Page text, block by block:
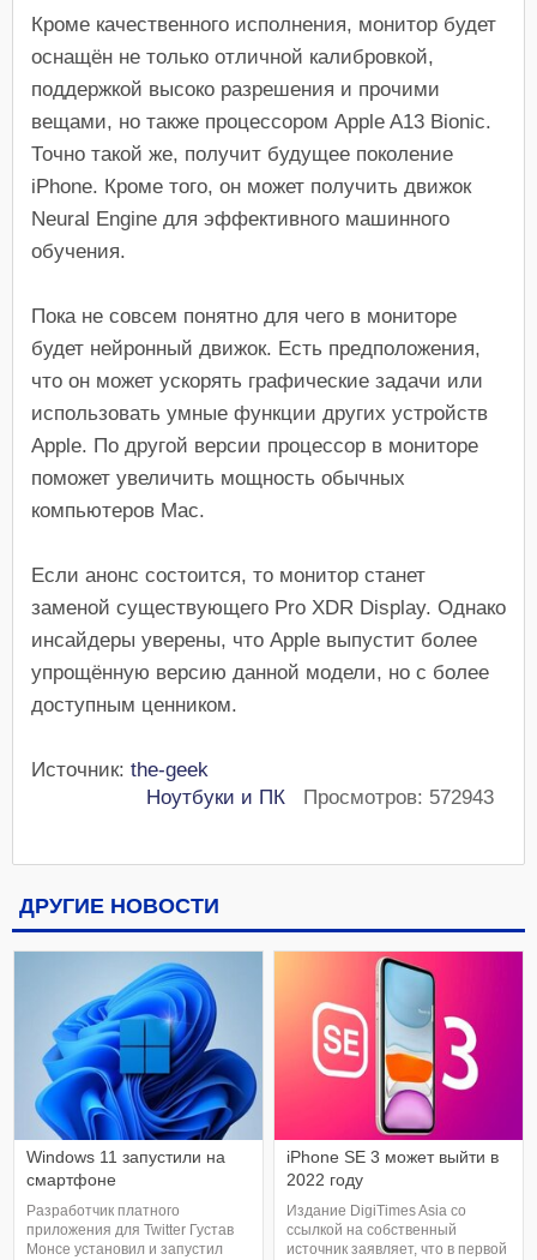
Кроме качественного исполнения, монитор будет
оснащён не только отличной калибровкой,
поддержкой высоко разрешения и прочими
вещами, но также процессором Apple A13 Bionic.
Точно такой же, получит будущее поколение
iPhone. Кроме того, он может получить движок
Neural Engine для эффективного машинного
обучения.
Пока не совсем понятно для чего в мониторе
будет нейронный движок. Есть предположения,
что он может ускорять графические задачи или
использовать умные функции других устройств
Apple. По другой версии процессор в мониторе
поможет увеличить мощность обычных
компьютеров Mac.
Если анонс состоится, то монитор станет
заменой существующего Pro XDR Display. Однако
инсайдеры уверены, что Apple выпустит более
упрощённую версию данной модели, но с более
доступным ценником.
Источник: the-geek
Ноутбуки и ПК Просмотров: 572943
ДРУГИЕ НОВОСТИ
Windows 11 запустили на
смартфоне
Разработчик платного
приложения для Twitter Густав
Монсе установил и запустил
iPhone SE 3 может выйти в
2022 году
Издание DigiTimes Asia со
ссылкой на собственный
источник заявляет, что в первой